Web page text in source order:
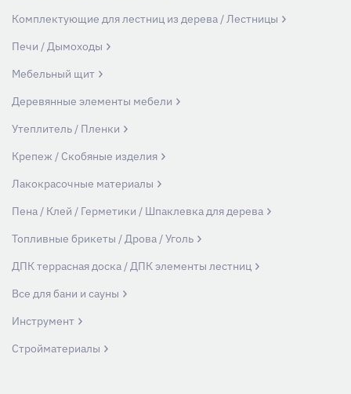
Комплектующие для лестниц из дерева / Лестницы
Печи / Дымоходы
Мебельный щит
Деревянные элементы мебели
Утеплитель / Пленки
Крепеж / Скобяные изделия
Лакокрасочные материалы
Пена / Клей / Герметики / Шпаклевка для дерева
Топливные брикеты / Дрова / Уголь
ДПК террасная доска / ДПК элементы лестниц
Все для бани и сауны
Инструмент
Стройматериалы